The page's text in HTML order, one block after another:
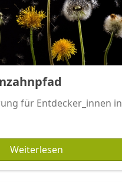
für Entdecker_innen in
Weiterlesen